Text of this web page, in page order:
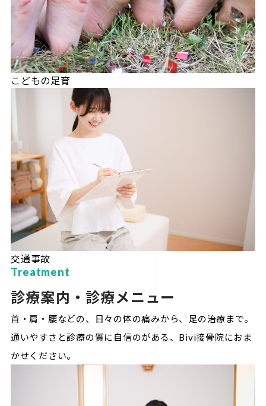
こどもの足育
交通事故
Treatment
診療案内・診療メニュー
首・肩・腰などの、日々の体の痛みから、足の治療まで。
通いやすさと診療の質に自信のがある、Bivi接骨院におま
かせください。